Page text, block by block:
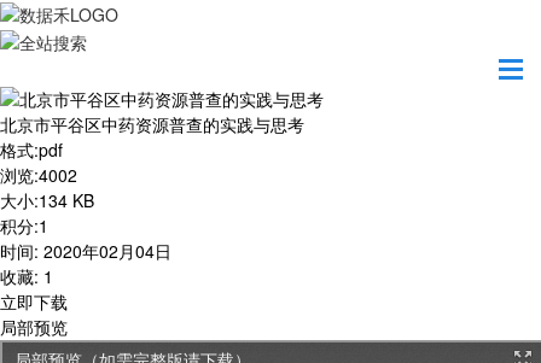
北京市平谷区中药资源普查的实践与思考
格式:pdf
浏览:4002
大小:134 KB
积分:1
时间: 2020年02月04日
收藏: 1
立即下载
局部预览